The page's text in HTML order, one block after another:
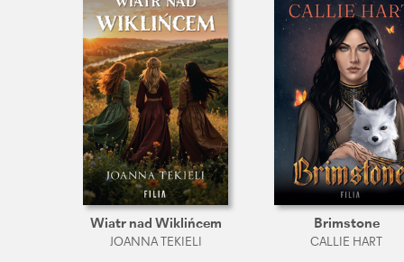
Wiatr nad Wiklińcem
JOANNA TEKIELI
Brimstone
CALLIE HART